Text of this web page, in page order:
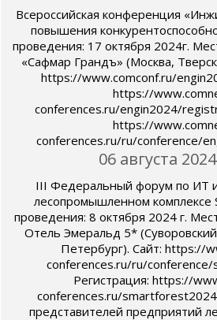
Всероссийская конференция
повышения
проведения: 17 октября 2024г.
«Сафмар Грандъ» (Москва,
https://www.comconf.ru/
https://
conferences.ru/engin2024/
https://
conferences.ru/ru/conference/
06 августа
III Федеральный форум по ИТ
лесопромышленном комплексе
проведения: 8 октября 2024 г.
Отель Эмеральд 5* (Суворовский
Петербург). Сайт: https://
conferences.ru/ru/
Регистрация: https://
conferences.ru/
представителей предприятий